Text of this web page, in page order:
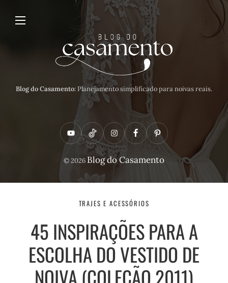
Blog do Casamento:Planejamento simplificado para noivas reais.
Y
o
t
e
T
i
t
o
I
n
t
a
r
a
m
F
a
e
b
o
k
P
i
t
e
s
t
© 2026 Blog do Casamento
TRAJES E ACESSÓRIOS
45 INSPIRAÇÕES PARA A
ESCOLHA DO VESTIDO DE
NOIVA (COLEÇÃO 2011)